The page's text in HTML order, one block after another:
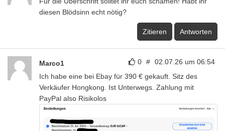
diesen Blödsinn echt nötig?
Zitieren Antworten
0 # 02.07.26 um 06:54
Marco1
Ich habe eine bei Ebay für 390 € gekauft. Sitz des
Verkäufer Hongkong. Ist Unterwegs. Zahlung mit
PayPal also Risikolos